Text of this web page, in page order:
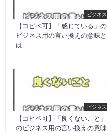
ビジネス
【コピペ可】「感じている」の
ビジネス用の言い換えの意味と
は
ビジネス
【コピペ可】「良くないこと」
のビジネス用の言い換えの意味